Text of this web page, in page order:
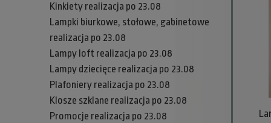
Kinkiety realizacja po 23.08
Lampki biurkowe, stołowe, gabinetowe
realizacja po 23.08
Lampy loft realizacja po 23.08
Lampy dziecięce realizacja po 23.08
Plafoniery realizacja po 23.08
Klosze szklane realizacja po 23.08
Promocje realizacja po 23.08